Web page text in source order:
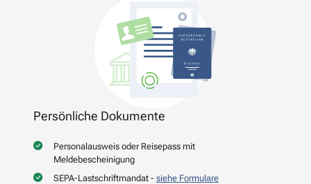
Persönliche Dokumente
Personalausweis oder Reisepass mit
Meldebescheinigung
SEPA-Lastschriftmandat - siehe Formulare